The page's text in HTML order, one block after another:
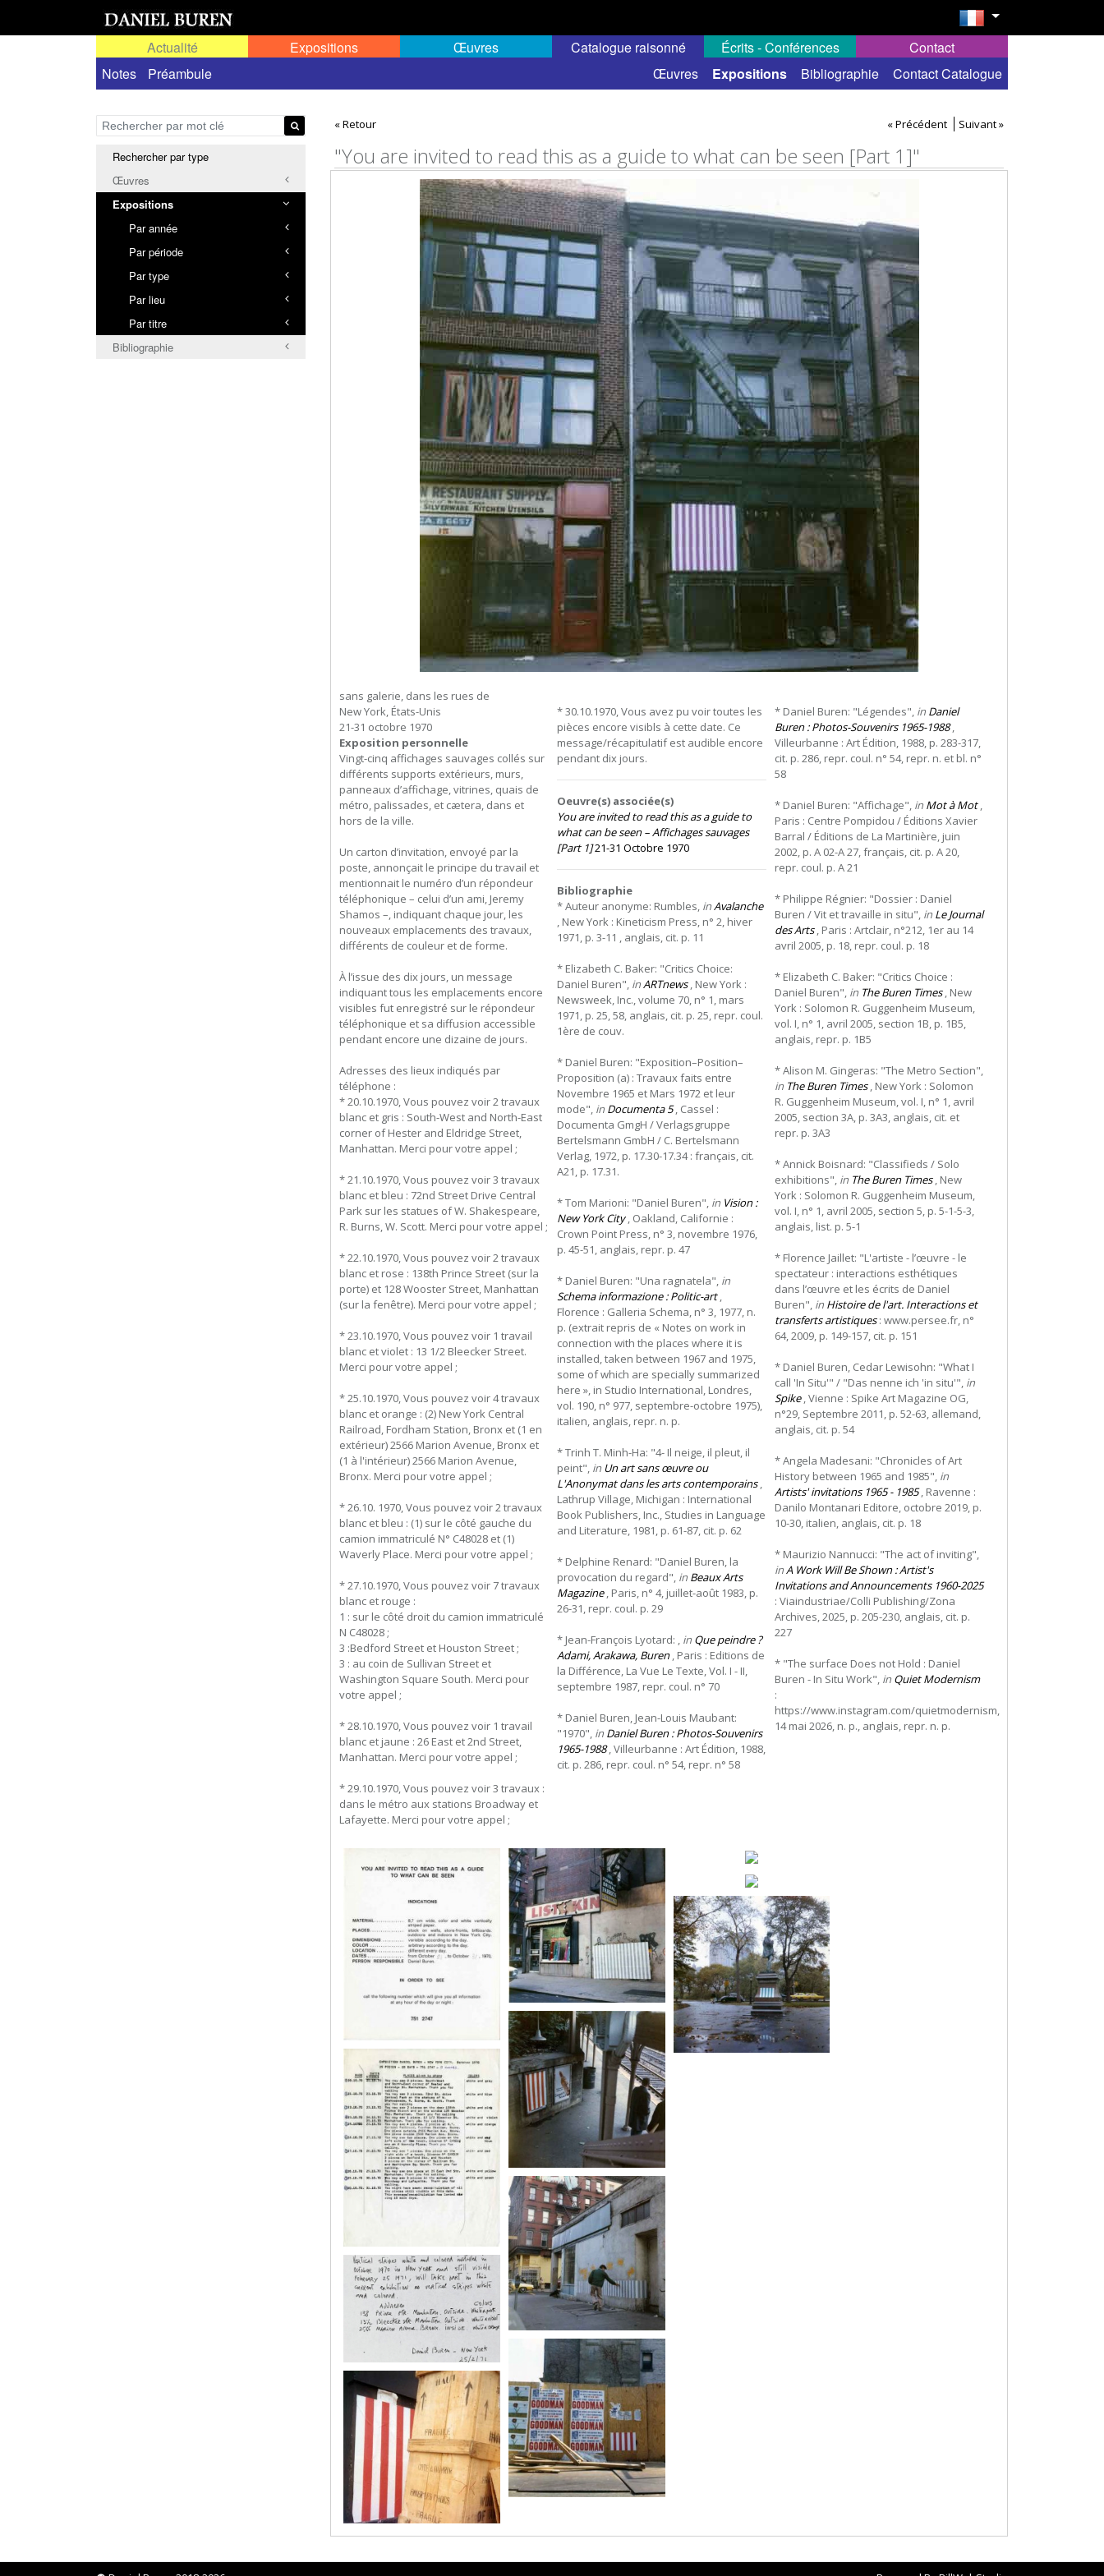
Actualité
Expositions
Toutes les expositions
Œuvres
Catalogue raisonné
Notes
Préambule Œuvres Expositions Bibliographie Contact Catalogue
Écrits - Conférences Contact
Rechercher par type
Œuvres
Expositions
Par année
Par période
Par type
Par lieu
Par titre
Bibliographie
« Retour « Précédent Suivant »
"You are invited to read this as a guide to what can be seen [Part 1]"
sans galerie, dans les rues de
New York, États-Unis
21-31 octobre 1970
Exposition personnelle
Vingt-cinq affichages sauvages collés sur
différents supports extérieurs, murs,
panneaux d’affichage, vitrines, quais de
métro, palissades, et cætera, dans et
hors de la ville.
Un carton d’invitation, envoyé par la
poste, annonçait le principe du travail et
mentionnait le numéro d’un répondeur
téléphonique – celui d’un ami, Jeremy
Shamos –, indiquant chaque jour, les
nouveaux emplacements des travaux,
différents de couleur et de forme.
À l’issue des dix jours, un message
indiquant tous les emplacements encore
visibles fut enregistré sur le répondeur
téléphonique et sa diffusion accessible
pendant encore une dizaine de jours.
Adresses des lieux indiqués par
téléphone :
* 20.10.1970, Vous pouvez voir 2 travaux
blanc et gris : South-West and North-East
corner of Hester and Eldridge Street,
Manhattan. Merci pour votre appel ;
* 21.10.1970, Vous pouvez voir 3 travaux
blanc et bleu : 72nd Street Drive Central
Park sur les statues of W. Shakespeare,
R. Burns, W. Scott. Merci pour votre appel ;
* 22.10.1970, Vous pouvez voir 2 travaux
blanc et rose : 138th Prince Street (sur la
porte) et 128 Wooster Street, Manhattan
(sur la fenêtre). Merci pour votre appel ;
* 23.10.1970, Vous pouvez voir 1 travail
blanc et violet : 13 1/2 Bleecker Street.
Merci pour votre appel ;
* 25.10.1970, Vous pouvez voir 4 travaux
blanc et orange : (2) New York Central
Railroad, Fordham Station, Bronx et (1 en
extérieur) 2566 Marion Avenue, Bronx et
(1 à l'intérieur) 2566 Marion Avenue,
Bronx. Merci pour votre appel ;
* 26.10. 1970, Vous pouvez voir 2 travaux
blanc et bleu : (1) sur le côté gauche du
camion immatriculé N° C48028 et (1)
Waverly Place. Merci pour votre appel ;
* 27.10.1970, Vous pouvez voir 7 travaux
blanc et rouge :
1 : sur le côté droit du camion immatriculé
N C48028 ;
3 :Bedford Street et Houston Street ;
3 : au coin de Sullivan Street et
Washington Square South. Merci pour
votre appel ;
* 28.10.1970, Vous pouvez voir 1 travail
blanc et jaune : 26 East et 2nd Street,
Manhattan. Merci pour votre appel ;
* 29.10.1970, Vous pouvez voir 3 travaux :
dans le métro aux stations Broadway et
Lafayette. Merci pour votre appel ;
* 30.10.1970, Vous avez pu voir toutes les
pièces encore visibls à cette date. Ce
message/récapitulatif est audible encore
pendant dix jours.
Oeuvre(s) associée(s)
You are invited to read this as a guide to
what can be seen – Affichages sauvages
[Part 1]21-31 Octobre 1970
Bibliographie
* Auteur anonyme: Rumbles, inAvalanche
, New York : Kineticism Press, n° 2, hiver
1971, p. 3-11 , anglais, cit. p. 11
* Elizabeth C. Baker: "Critics Choice:
Daniel Buren", inARTnews, New York :
Newsweek, Inc., volume 70, n° 1, mars
1971, p. 25, 58, anglais, cit. p. 25, repr. coul.
1ère de couv.
* Daniel Buren: "Exposition–Position–
Proposition (a) : Travaux faits entre
Novembre 1965 et Mars 1972 et leur
mode", in Documenta 5, Cassel :
Documenta GmgH / Verlagsgruppe
Bertelsmann GmbH / C. Bertelsmann
Verlag, 1972, p. 17.30-17.34 : français, cit.
A21, p. 17.31.
* Tom Marioni: "Daniel Buren", in Vision :
New York City, Oakland, Californie :
Crown Point Press, n° 3, novembre 1976,
p. 45-51, anglais, repr. p. 47
* Daniel Buren: "Una ragnatela", in
Schema informazione : Politic-art,
Florence : Galleria Schema, n° 3, 1977, n.
p. (extrait repris de « Notes on work in
connection with the places where it is
installed, taken between 1967 and 1975,
some of which are specially summarized
here », in Studio International, Londres,
vol. 190, n° 977, septembre-octobre 1975),
italien, anglais, repr. n. p.
* Trinh T. Minh-Ha: "4- Il neige, il pleut, il
peint", in Un art sans œuvre ou
L'Anonymat dans les arts contemporains,
Lathrup Village, Michigan : International
Book Publishers, Inc., Studies in Language
and Literature, 1981, p. 61-87, cit. p. 62
* Delphine Renard: "Daniel Buren, la
provocation du regard", in Beaux Arts
Magazine, Paris, n° 4, juillet-août 1983, p.
26-31, repr. coul. p. 29
* Jean-François Lyotard: , in Que peindre ?
Adami, Arakawa, Buren, Paris : Editions de
la Différence, La Vue Le Texte, Vol. I - II,
septembre 1987, repr. coul. n° 70
* Daniel Buren, Jean-Louis Maubant:
"1970", in Daniel Buren : Photos-Souvenirs
1965-1988, Villeurbanne : Art Édition, 1988,
cit. p. 286, repr. coul. n° 54, repr. n° 58
* Daniel Buren: "Légendes", in Daniel
Buren : Photos-Souvenirs 1965-1988,
Villeurbanne : Art Édition, 1988, p. 283-317,
cit. p. 286, repr. coul. n° 54, repr. n. et bl. n°
58
* Daniel Buren: "Affichage", in Mot à Mot,
Paris : Centre Pompidou / Éditions Xavier
Barral / Éditions de La Martinière, juin
2002, p. A 02-A 27, français, cit. p. A 20,
repr. coul. p. A 21
* Philippe Régnier: "Dossier : Daniel
Buren / Vit et travaille in situ", in Le Journal
des Arts, Paris : Artclair, n°212, 1er au 14
avril 2005, p. 18, repr. coul. p. 18
* Elizabeth C. Baker: "Critics Choice :
Daniel Buren", in The Buren Times, New
York : Solomon R. Guggenheim Museum,
vol. I, n° 1, avril 2005, section 1B, p. 1B5,
anglais, repr. p. 1B5
* Alison M. Gingeras: "The Metro Section",
in The Buren Times, New York : Solomon
R. Guggenheim Museum, vol. I, n° 1, avril
2005, section 3A, p. 3A3, anglais, cit. et
repr. p. 3A3
* Annick Boisnard: "Classifieds / Solo
exhibitions", in The Buren Times, New
York : Solomon R. Guggenheim Museum,
vol. I, n° 1, avril 2005, section 5, p. 5-1-5-3,
anglais, list. p. 5-1
* Florence Jaillet: "L'artiste - l’œuvre - le
spectateur : interactions esthétiques
dans l’œuvre et les écrits de Daniel
Buren", in Histoire de l'art. Interactions et
transferts artistiques: www.persee.fr, n°
64, 2009, p. 149-157, cit. p. 151
* Daniel Buren, Cedar Lewisohn: "What I
call 'In Situ'" / "Das nenne ich 'in situ'", in
Spike, Vienne : Spike Art Magazine OG,
n°29, Septembre 2011, p. 52-63, allemand,
anglais, cit. p. 54
* Angela Madesani: "Chronicles of Art
History between 1965 and 1985", in
Artists' invitations 1965 - 1985, Ravenne :
Danilo Montanari Editore, octobre 2019, p.
10-30, italien, anglais, cit. p. 18
* Maurizio Nannucci: "The act of inviting",
inA Work Will Be Shown : Artist's
Invitations and Announcements 1960-2025
: Viaindustriae/Colli Publishing/Zona
Archives, 2025, p. 205-230, anglais, cit. p.
227
* "The surface Does not Hold : Daniel
Buren - In Situ Work", in Quiet Modernism
:
https://www.instagram.com/quietmodernism,
14 mai 2026, n. p., anglais, repr. n. p.